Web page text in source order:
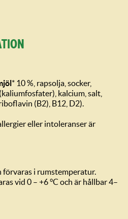
* 10 %, rapsolja, socker,
kalcium, salt,
(B2), B12, D2).
eller intoleranser är
i rumstemperatur.
vid 0 – +6 °C och är hållbar 4–